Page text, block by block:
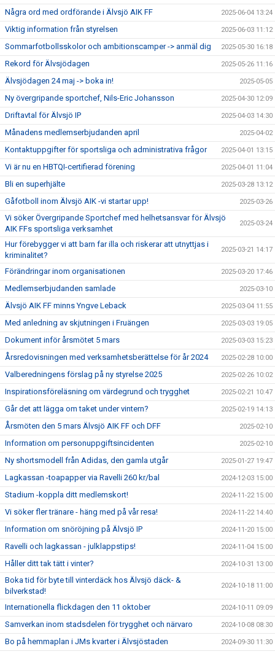
Några ord med ordförande i Älvsjö AIK FF 2025-06-04 13:24
Viktig information från styrelsen 2025-06-03 11:12
Sommarfotbollsskolor och ambitionscamper -> anmäl dig 2025-05-30 16:18
Rekord för Älvsjödagen 2025-05-26 11:16
Älvsjödagen 24 maj -> boka in! 2025-05-05
Ny övergripande sportchef, Nils-Eric Johansson 2025-04-30 12:09
Driftavtal för Älvsjö IP 2025-04-03 14:30
Månadens medlemserbjudanden april 2025-04-02
Kontaktuppgifter för sportsliga och administrativa frågor 2025-04-01 13:15
Vi är nu en HBTQI-certifierad förening 2025-04-01 11:04
Bli en superhjälte 2025-03-28 13:12
Gåfotboll inom Älvsjö AIK -vi startar upp! 2025-03-26
Vi söker Övergripande Sportchef med helhetsansvar för Älvsjö
AIK FFs sportsliga verksamhet
2025-03-24
Hur förebygger vi att barn far illa och riskerar att utnyttjas i
kriminalitet?
2025-03-21 14:17
Förändringar inom organisationen 2025-03-20 17:46
Medlemserbjudanden samlade 2025-03-10
Älvsjö AIK FF minns Yngve Leback 2025-03-04 11:55
Med anledning av skjutningen i Fruängen 2025-03-03 19:05
Dokument inför årsmötet 5 mars 2025-03-03 15:23
Årsredovisningen med verksamhetsberättelse för år 2024 2025-02-28 10:00
Valberedningens förslag på ny styrelse 2025 2025-02-26 10:02
Inspirationsföreläsning om värdegrund och trygghet 2025-02-21 10:47
Går det att lägga om taket under vintern? 2025-02-19 14:13
Årsmöten den 5 mars Älvsjö AIK FF och DFF 2025-02-10
Information om personuppgiftsincidenten 2025-02-10
Ny shortsmodell från Adidas, den gamla utgår 2025-01-27 19:47
Lagkassan -toapapper via Ravelli 260 kr/bal 2024-12-03 15:00
Stadium -koppla ditt medlemskort! 2024-11-22 15:00
Vi söker fler tränare - häng med på vår resa! 2024-11-22 14:40
Information om snöröjning på Älvsjö IP 2024-11-20 15:00
Ravelli och lagkassan - julklappstips! 2024-11-04 15:00
Håller ditt tak tätt i vinter? 2024-10-31 13:00
Boka tid för byte till vinterdäck hos Älvsjö däck- &
bilverkstad!
2024-10-18 11:00
Internationella flickdagen den 11 oktober 2024-10-11 09:09
Samverkan inom stadsdelen för trygghet och närvaro 2024-10-08 08:30
Bo på hemmaplan i JMs kvarter i Älvsjöstaden 2024-09-30 11:30